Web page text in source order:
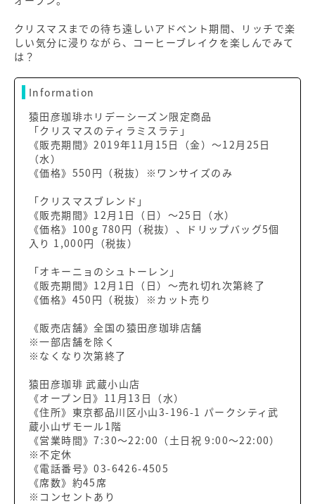
クリスマスまでの待ち遠しいアドベント期間、リッチで楽
しい気分に浸りながら、コーヒーブレイクを楽しんでみて
は？
Information
猿田彦珈琲ホリデーシーズン限定商品
「クリスマスのティラミスラテ」
《販売期間》2019年11月15日（金）～12月25日
（水）
《価格》550円（税抜）※ワンサイズのみ
「クリスマスブレンド」
《販売期間》12月1日（日）～25日（水）
《価格》100g 780円（税抜）、ドリップバッグ5個
入り 1,000円（税抜）
「オキーニョのシュトーレン」
《販売期間》12月1日（日）～売れ切れ次第終了
《価格》450円（税抜）※カット売り
《販売店舗》全国の猿田彦珈琲店舗
※一部店舗を除く
※なくなり次第終了
猿田彦珈琲 武蔵小山店
《オープン日》11月13日（水）
《住所》東京都品川区小山3-196-1 パークシティ武
蔵小山ザモール1階
《営業時間》7:30～22:00（土日祝 9:00～22:00）
※不定休
《電話番号》03-6426-4505
《席数》約45席
※コンセントあり